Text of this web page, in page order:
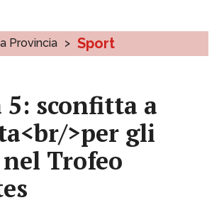
Provincia > Sport
5: sconfitta a
>per gli
Trofeo